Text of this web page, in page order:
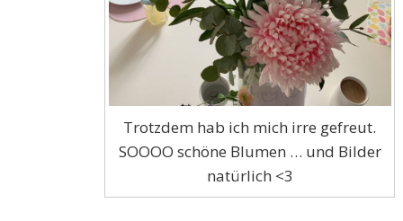
Trotzdem hab ich mich irre gefreut.
SOOOO schöne Blumen … und Bilder
natürlich <3